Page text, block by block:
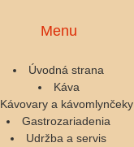
Menu
Úvodná strana
Káva
Kávovary a kávomlynčeky
Gastrozariadenia
Udržba a servis